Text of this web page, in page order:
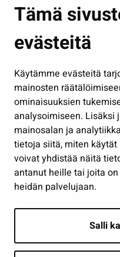
Tämä
evästeitä
Käytämme evästeitä
mainosten
ominaisuuksien
analysoimiseen. Lisäksi
mainosalan ja
tietoja siitä, miten
voivat yhdistää näitä
antanut heille tai joita
heidän palvelujaan.
Salli
Kasvatus ja opetus
Kulttuuri ja liikunta
Työ ja yrittäminen
Osallistu ja asioi
Näytä omat
Seuraa meitä